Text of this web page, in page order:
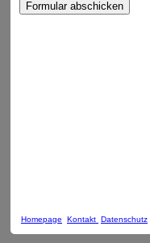
Homepage Kontakt Datenschutz